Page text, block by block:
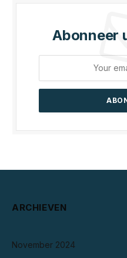
Abonneer
ARCHIEVEN
November 2024